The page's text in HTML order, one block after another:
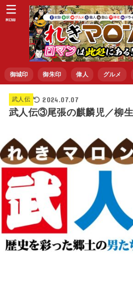
御城印 御朱印 偉人 グルメ
MENU
武人伝 2024.07.07
武人伝③尾張の麒麟児／柳